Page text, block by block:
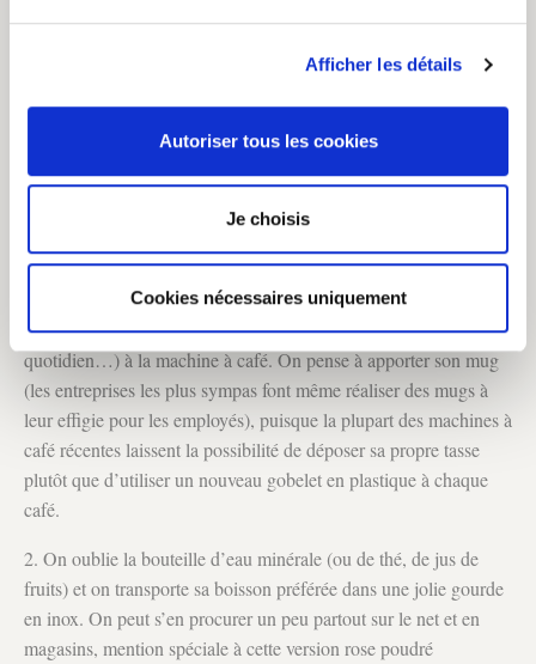
Afficher les détails
Autoriser tous les cookies
Je choisis
Cookies nécessaires uniquement
au style intemporel et élégant (elles sont fournies avec un
iv/ bannir le plastique au bureau
On y pense peu, mais l’usage du plastique à usage unique (ou
1. D’abord : le passage quotidien (ou bi-quotidien, tri-
quotidien…) à la machine à café. On pense à apporter son mug
(les entreprises les plus sympas font même réaliser des mugs à
leur effigie pour les employés), puisque la plupart des machines à
café récentes laissent la possibilité de déposer sa propre tasse
plutôt que d’utiliser un nouveau gobelet en plastique à chaque
café.
2. On oublie la bouteille d’eau minérale (ou de thé, de jus de
fruits) et on transporte sa boisson préférée dans une jolie gourde
en inox. On peut s’en procurer un peu partout sur le net et en
magasins, mention spéciale à cette version rose poudré